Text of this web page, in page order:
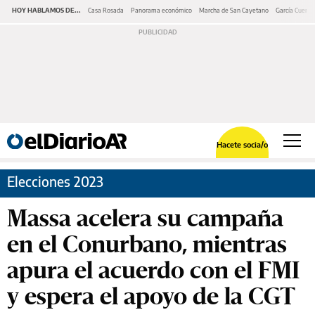
HOY HABLAMOS DE... Casa Rosada Panorama económico Marcha de San Cayetano García Cuerva
Hacete socia/o
Elecciones 2023
Massa acelera su campaña
en el Conurbano, mientras
apura el acuerdo con el FMI
y espera el apoyo de la CGT